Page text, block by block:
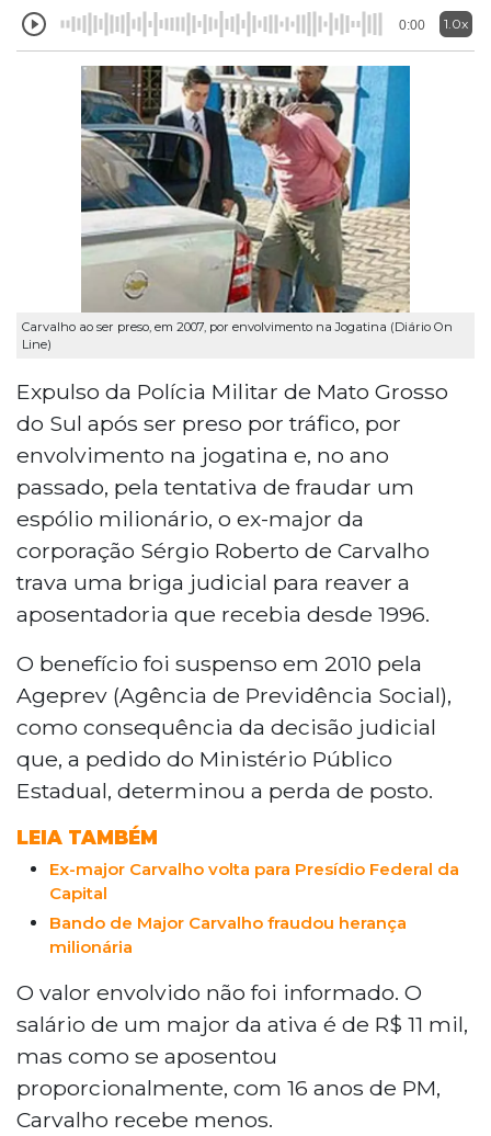
0:00 1.0x
Carvalho ao ser preso, em 2007, por envolvimento na Jogatina (Diário On
Line)
Expulso da Polícia Militar de Mato Grosso
do Sul após ser preso por tráfico, por
envolvimento na jogatina e, no ano
passado, pela tentativa de fraudar um
espólio milionário, o ex-major da
corporação Sérgio Roberto de Carvalho
trava uma briga judicial para reaver a
aposentadoria que recebia desde 1996.
O benefício foi suspenso em 2010 pela
Ageprev (Agência de Previdência Social),
como consequência da decisão judicial
que, a pedido do Ministério Público
Estadual, determinou a perda de posto.
LEIA TAMBÉM
Ex-major Carvalho volta para Presídio Federal da
Capital
Bando de Major Carvalho fraudou herança
milionária
O valor envolvido não foi informado. O
salário de um major da ativa é de R$ 11 mil,
mas como se aposentou
proporcionalmente, com 16 anos de PM,
Carvalho recebe menos.